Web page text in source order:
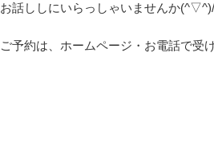
お話ししにいらっしゃいませんか(^▽^)/
ご予約は、ホームページ・お電話で受